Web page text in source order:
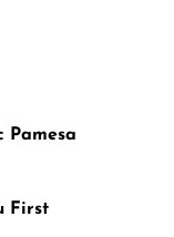
Pamesa
First